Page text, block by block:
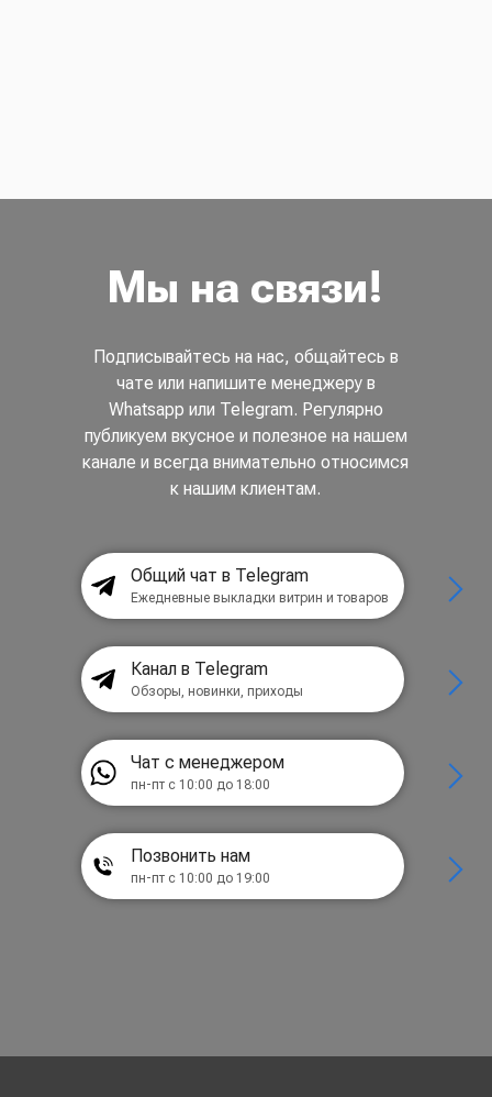
Мы на связи!
Подписывайтесь на нас, общайтесь в
чате или напишите менеджеру в
Whatsapp или Telegram. Регулярно
публикуем вкусное и полезное на нашем
канале и всегда внимательно относимся
к нашим клиентам.
Общий чат в Telegram
Ежедневные выкладки витрин и товаров
Канал в Telegram
Обзоры, новинки, приходы
Чат с менеджером
пн-пт с 10:00 до 18:00
Позвонить нам
пн-пт с 10:00 до 19:00